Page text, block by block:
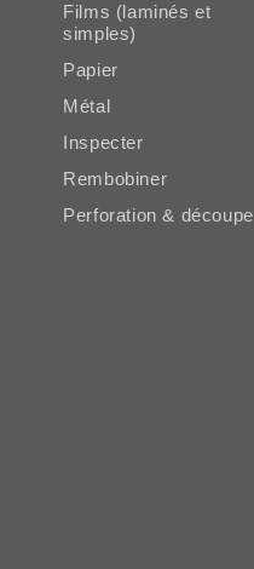
Films (laminés et
simples)
Papier
Métal
Inspecter
Rembobiner
Perforation & découpe